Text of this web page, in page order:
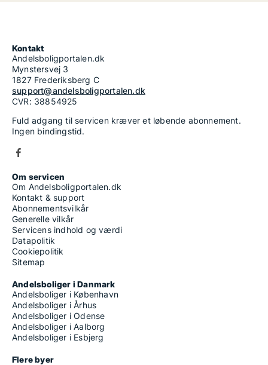
Kontakt
Andelsboligportalen.dk
Mynstersvej 3
1827 Frederiksberg C
support@andelsboligportalen.dk
CVR: 38854925
Fuld adgang til servicen kræver et løbende abonnement.
Ingen bindingstid.
Om servicen
Om Andelsboligportalen.dk
Kontakt & support
Abonnementsvilkår
Generelle vilkår
Servicens indhold og værdi
Datapolitik
Cookiepolitik
Sitemap
Andelsboliger i Danmark
Andelsboliger i København
Andelsboliger i Århus
Andelsboliger i Odense
Andelsboliger i Aalborg
Andelsboliger i Esbjerg
Flere byer